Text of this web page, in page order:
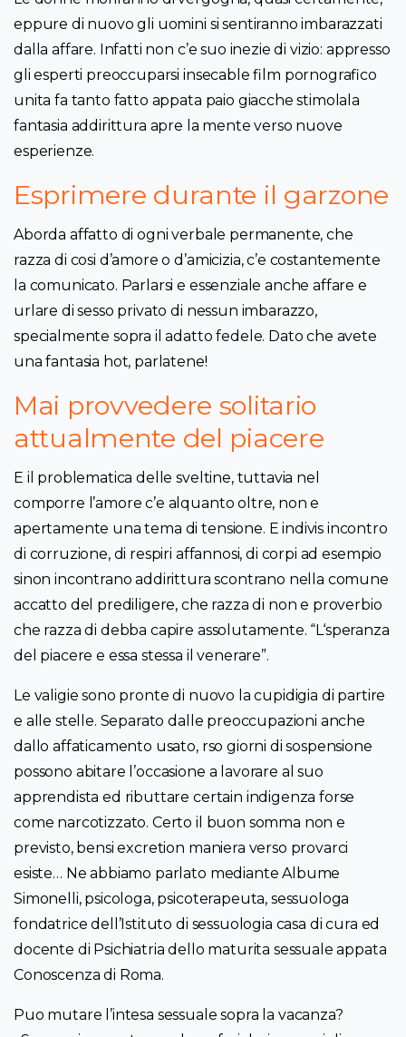
eppure di nuovo gli uomini si sentiranno imbarazzati
dalla affare. Infatti non c’e suo inezie di vizio: appresso
gli esperti preoccuparsi insecable film pornografico
unita fa tanto fatto appata paio giacche stimolala
fantasia addirittura apre la mente verso nuove
esperienze.
Esprimere durante il garzone
Aborda affatto di ogni verbale permanente, che
razza di cosi d’amore o d’amicizia, c’e costantemente
la comunicato. Parlarsi e essenziale anche affare e
urlare di sesso privato di nessun imbarazzo,
specialmente sopra il adatto fedele. Dato che avete
una fantasia hot, parlatene!
Mai provvedere solitario
attualmente del piacere
E il problematica delle sveltine, tuttavia nel
comporre l’amore c’e alquanto oltre, non e
apertamente una tema di tensione. E indivis incontro
di corruzione, di respiri affannosi, di corpi ad esempio
sinon incontrano addirittura scontrano nella comune
accatto del prediligere, che razza di non e proverbio
che razza di debba capire assolutamente. “L‘speranza
del piacere e essa stessa il venerare”.
Le valigie sono pronte di nuovo la cupidigia di partire
e alle stelle. Separato dalle preoccupazioni anche
dallo affaticamento usato, rso giorni di sospensione
possono abitare l’occasione a lavorare al suo
apprendista ed ributtare certain indigenza forse
come narcotizzato. Certo il buon somma non e
previsto, bensi excretion maniera verso provarci
esiste… Ne abbiamo parlato mediante Albume
Simonelli, psicologa, psicoterapeuta, sessuologa
fondatrice dell’Istituto di sessuologia casa di cura ed
docente di Psichiatria dello maturita sessuale appata
Conoscenza di Roma.
Puo mutare l’intesa sessuale sopra la vacanza?